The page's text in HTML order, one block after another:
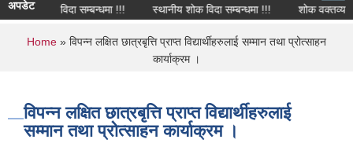
अपडेट
शोक विदा सम्बन्धमा !!! स्थानीय शोक विदा सम्बन्धमा !!! शोक वक्तव्य
You are here
Home » विपन्न लक्षित छात्रबृत्ति प्राप्त विद्यार्थीहरुलाई सम्मान तथा प्रोत्साहन
कार्याक्रम ।
विपन्न लक्षित छात्रबृत्ति प्राप्त विद्यार्थीहरुलाई
सम्मान तथा प्रोत्साहन कार्याक्रम ।